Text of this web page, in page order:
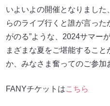
いよいよの開催となりまし
らのライブ行くと誰が言った
がのる”ような、2024サマー
まざまな夏をご堪能するこ
か、みなさま奮ってのご参加
FANYチケットはこちら